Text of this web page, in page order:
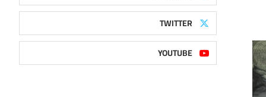
TWITTER
YOUTUBE